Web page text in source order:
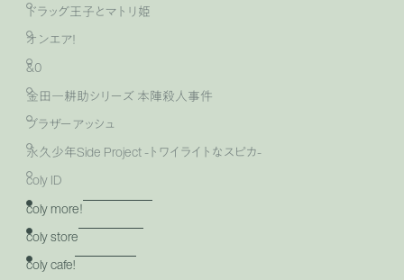
ドラッグ王子とマトリ姫
オンエア！
&0
金田一耕助シリーズ 本陣殺人事件
ブラザーアッシュ
永久少年Side Project -トワイライトなスピカ-
coly ID
coly more！
coly store
coly cafe!